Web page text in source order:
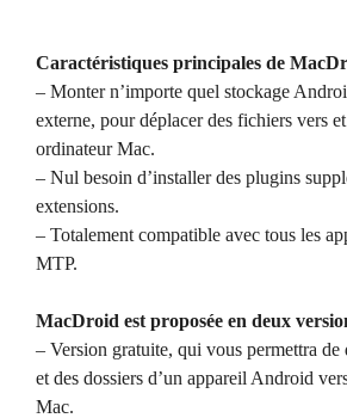
Caractéristiques principales de
– Monter n’importe quel stockage
externe, pour déplacer des fichiers vers
ordinateur Mac.
– Nul besoin d’installer des plugins
extensions.
– Totalement compatible avec tous les
MTP.
MacDroid est proposée en deux
– Version gratuite, qui vous permettra de
et des dossiers d’un appareil Android
Mac.